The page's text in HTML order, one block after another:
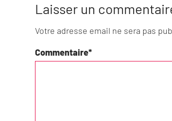
Laisser un
Votre adresse email ne sera pas
Commentaire*